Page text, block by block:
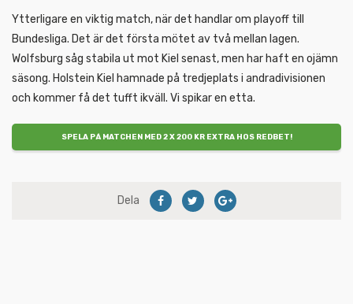
Ytterligare en viktig match, när det handlar om playoff till
Bundesliga. Det är det första mötet av två mellan lagen.
Wolfsburg såg stabila ut mot Kiel senast, men har haft en ojämn
säsong. Holstein Kiel hamnade på tredjeplats i andradivisionen
och kommer få det tufft ikväll. Vi spikar en etta.
SPELA PÅ MATCHEN MED 2 X 200 KR EXTRA HOS REDBET!
Dela